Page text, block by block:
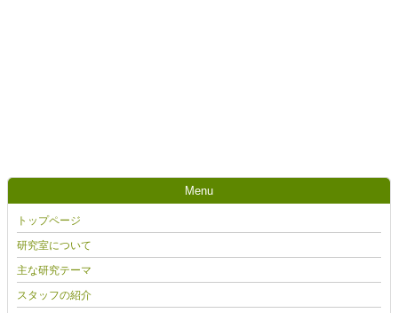
Menu
トップページ
研究室について
主な研究テーマ
スタッフの紹介